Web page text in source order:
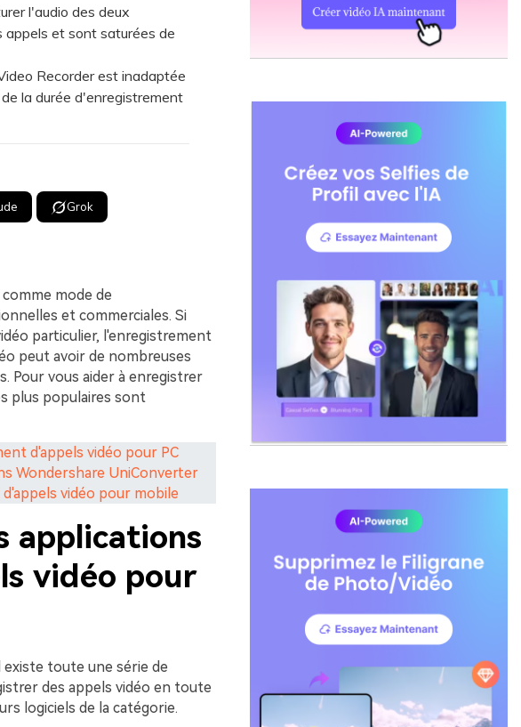
l'audio des deux
et sont saturées de
Recorder est inadaptée
la durée d'enregistrement
Grok
mode de
et commerciales. Si
particulier, l'enregistrement
peut avoir de nombreuses
Pour vous aider à enregistrer
plus populaires sont
d'appels vidéo pour PC
Wondershare UniConverter
vidéo pour mobile
applications
vidéo pour
toute une série de
des appels vidéo en toute
logiciels de la catégorie.